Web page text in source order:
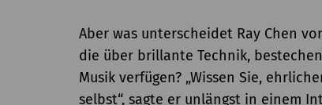
Aber was unterscheidet Ray Chen
die über brillante Technik,
Musik verfügen? „Wissen Sie,
selbst“, sagte er unlängst in einem